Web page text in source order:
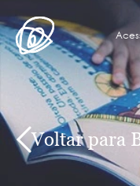
Voltar para